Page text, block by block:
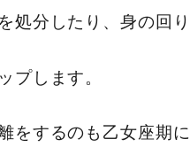
処分したり、身の回
プします。
をするのも乙女座期